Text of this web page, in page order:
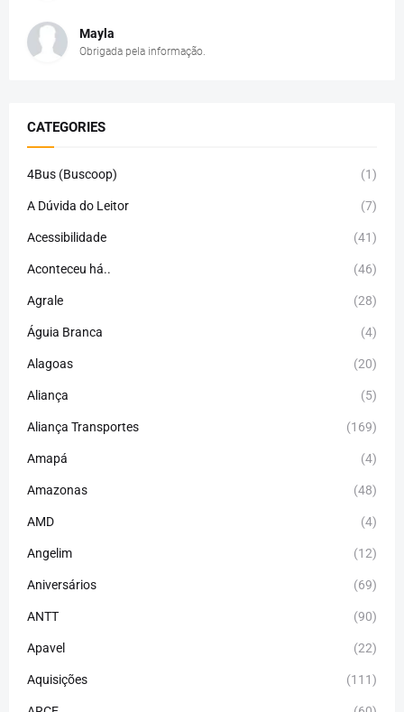
Mayla
Obrigada pela informação.
CATEGORIES
4Bus (Buscoop) (1)
A Dúvida do Leitor (7)
Acessibilidade (41)
Aconteceu há.. (46)
Agrale (28)
Águia Branca (4)
Alagoas (20)
Aliança (5)
Aliança Transportes (169)
Amapá (4)
Amazonas (48)
AMD (4)
Angelim (12)
Aniversários (69)
ANTT (90)
Apavel (22)
Aquisições (111)